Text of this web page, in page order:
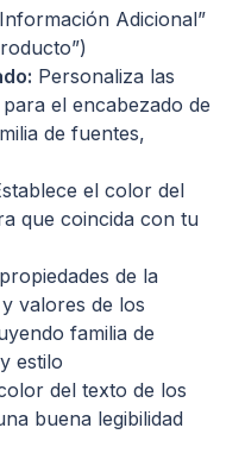
Adicional”
Personaliza las
el encabezado de
de fuentes,
el color del
que coincida con tu
de la
valores de los
familia de
estilo
del texto de los
buena legibilidad